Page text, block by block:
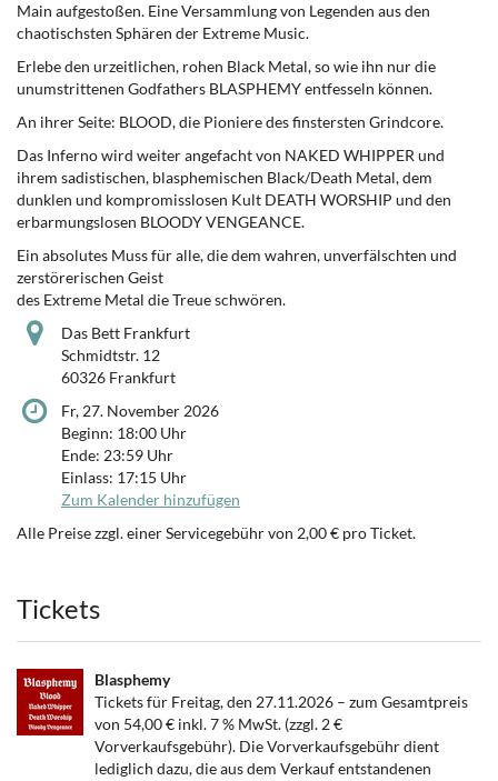
Main aufgestoßen. Eine Versammlung von Legenden aus den
chaotischsten Sphären der Extreme Music.
Erlebe den urzeitlichen, rohen Black Metal, so wie ihn nur die
unumstrittenen Godfathers BLASPHEMY entfesseln können.
An ihrer Seite: BLOOD, die Pioniere des finstersten Grindcore.
Das Inferno wird weiter angefacht von NAKED WHIPPER und
ihrem sadistischen, blasphemischen Black/Death Metal, dem
dunklen und kompromisslosen Kult DEATH WORSHIP und den
erbarmungslosen BLOODY VENGEANCE.
Ein absolutes Muss für alle, die dem wahren, unverfälschten und
zerstörerischen Geist
des Extreme Metal die Treue schwören.
Das Bett Frankfurt
Schmidtstr. 12
60326 Frankfurt
Fr, 27. November 2026
Beginn: 18:00 Uhr
Ende: 23:59 Uhr
Einlass: 17:15 Uhr
Zum Kalender hinzufügen
Alle Preise zzgl. einer Servicegebühr von 2,00 € pro Ticket.
Produkte
Tickets
Blasphemy
Tickets für Freitag, den 27.11.2026 – zum Gesamtpreis
von 54,00 € inkl. 7 % MwSt. (zzgl. 2 €
Vorverkaufsgebühr). Die Vorverkaufsgebühr dient
lediglich dazu, die aus dem Verkauf entstandenen